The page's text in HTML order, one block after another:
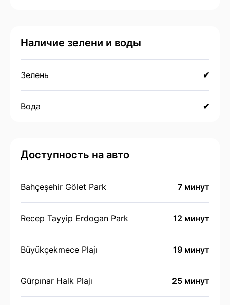
Наличие зелени и воды
Зелень ✔
Вода ✔
Доступность на авто
Bahçeşehir Gölet Park 7 минут
Recep Tayyip Erdogan Park 12 минут
Büyükçekmece Plajı 19 минут
Gürpınar Halk Plajı 25 минут